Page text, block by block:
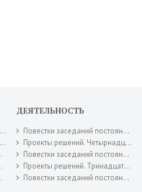
ДЕЯТЕЛЬНОСТЬ
Повестки заседаний постоянных комиссий городского Совета депутатов. Июль 2026 года.
Проекты решений. Четырнадцатое внеочередное заседание городского Совета депутатов 16 июля 2026 года.
Повестки заседаний постоянных комиссий городского Совета депутатов. Июнь 2026 года.
Проекты решений. Тринадцатое заседание городского Совета депутатов 30 июня 2026 года.
Повестки заседаний постоянных комиссий городского Совета депутатов. Май 2026 года.